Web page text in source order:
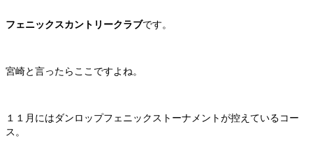
フェニックスカントリークラブです。
宮崎と言ったらここですよね。
１１月にはダンロップフェニックストーナメントが控えているコー
ス。